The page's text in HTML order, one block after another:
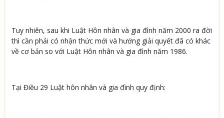
Tuy nhiên, sau khi Luật Hôn nhân và gia đình năm 2000 ra đời
thì cần phải có nhận thức mới và hướng giải quyết đã có khác
về cơ bản so với Luật Hôn nhân và gia đình năm 1986.
Tại Điều 29 Luật hôn nhân và gia đình quy định: